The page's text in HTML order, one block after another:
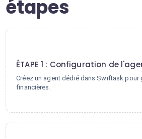
étapes
ÉTAPE 1 : Configuration de
Créez un agent dédié dans Swiftask pour
financières.